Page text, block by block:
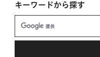
キーワードから探す